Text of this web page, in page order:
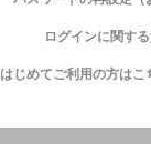
ログインに関す
はじめてご利用の方はこ